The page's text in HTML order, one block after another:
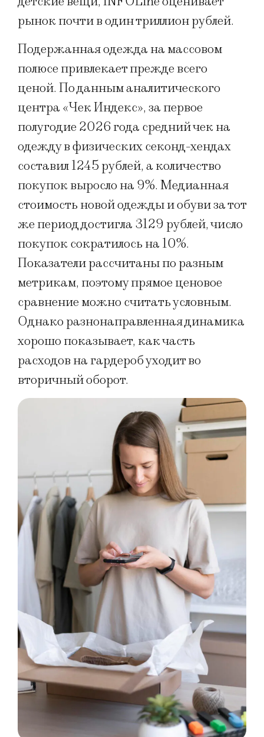
рынок почти в один триллион рублей.
Подержанная одежда на массовом
полюсе привлекает прежде всего
ценой. По данным аналитического
центра «Чек Индекс», за первое
полугодие 2026 года средний чек на
одежду в физических секонд-хендах
составил 1245 рублей, а количество
покупок выросло на 9%. Медианная
стоимость новой одежды и обуви за тот
же период достигла 3129 рублей, число
покупок сократилось на 10%.
Показатели рассчитаны по разным
метрикам, поэтому прямое ценовое
сравнение можно считать условным.
Однако разнонаправленная динамика
хорошо показывает, как часть
расходов на гардероб уходит во
вторичный оборот.